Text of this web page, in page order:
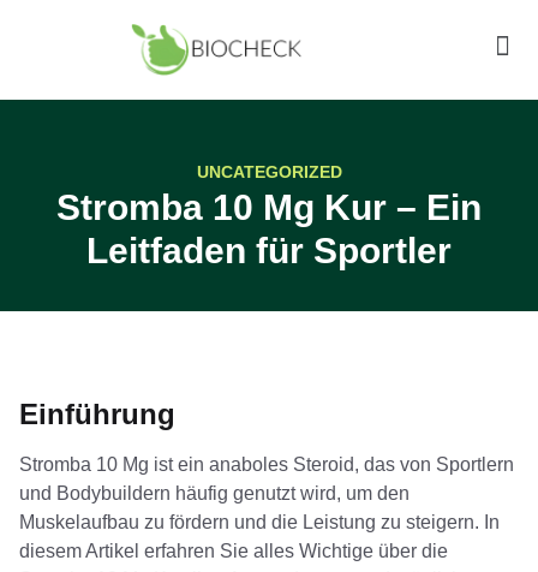
UNCATEGORIZED
Stromba 10 Mg Kur – Ein
Leitfaden für Sportler
Einführung
Stromba 10 Mg ist ein anaboles Steroid, das von Sportlern
und Bodybuildern häufig genutzt wird, um den
Muskelaufbau zu fördern und die Leistung zu steigern. In
diesem Artikel erfahren Sie alles Wichtige über die